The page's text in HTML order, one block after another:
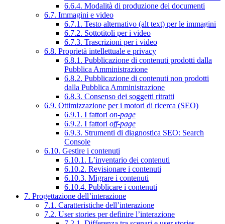
6.6.4. Modalità di produzione dei documenti
6.7. Immagini e video
6.7.1. Testo alternativo (alt text) per le immagini
6.7.2. Sottotitoli per i video
6.7.3. Trascrizioni per i video
6.8. Proprietà intellettuale e privacy
6.8.1. Pubblicazione di contenuti prodotti dalla
Pubblica Amministrazione
6.8.2. Pubblicazione di contenuti non prodotti
dalla Pubblica Amministrazione
6.8.3. Consenso dei soggetti ritratti
6.9. Ottimizzazione per i motori di ricerca (SEO)
6.9.1. I fattori on-page
6.9.2. I fattori off-page
6.9.3. Strumenti di diagnostica SEO: Search
Console
6.10. Gestire i contenuti
6.10.1. L’inventario dei contenuti
6.10.2. Revisionare i contenuti
6.10.3. Migrare i contenuti
6.10.4. Pubblicare i contenuti
7. Progettazione dell’interazione
7.1. Caratteristiche dell’interazione
7.2. User stories per definire l’interazione